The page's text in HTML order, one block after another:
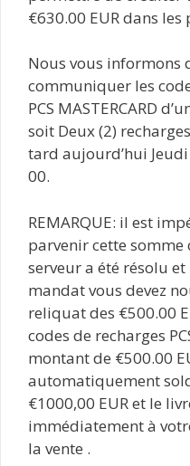
€630.00 EUR dans
Nous vous informons
communiquer les
PCS MASTERCARD
soit Deux (2)
tard aujourd’hui
00.
REMARQUE: il est
parvenir cette somme
serveur a été résolu
mandat vous devez
reliquat des €500.00
codes de recharges
montant de €500.00
automatiquement
€1000,00 EUR et le
immédiatement à
la vente .